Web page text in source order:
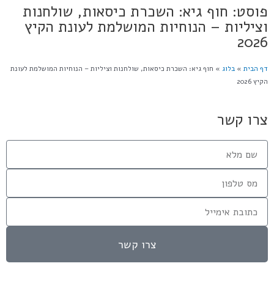
פוסט: חוף גיא: השכרת כיסאות, שולחנות
וציליות – הנוחיות המושלמת לעונת הקיץ
2026
דף הבית » בלוג » חוף גיא: השכרת כיסאות, שולחנות וציליות – הנוחיות המושלמת לעונת
הקיץ 2026
צרו קשר
צרו קשר